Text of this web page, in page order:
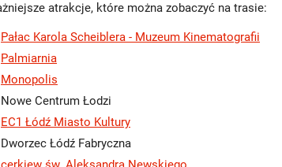
atrakcje, które można zobaczyć na trasie:
Pałac Karola Scheiblera - Muzeum Kinematografii
Palmiarnia
Monopolis
Nowe Centrum Łodzi
EC1 Łódź Miasto Kultury
Dworzec Łódź Fabryczna